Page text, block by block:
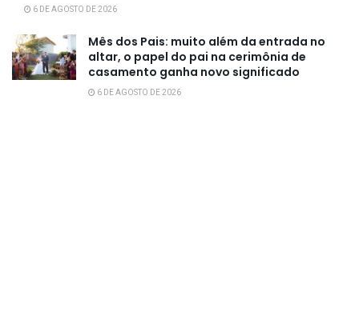
6 DE AGOSTO DE 2026
Mês dos Pais: muito além da entrada no
altar, o papel do pai na cerimônia de
casamento ganha novo significado
6 DE AGOSTO DE 2026